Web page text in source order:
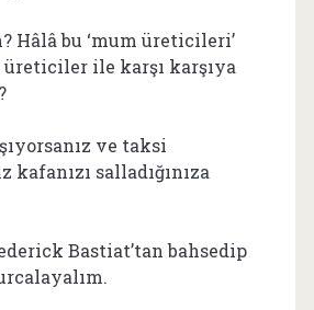
Hâlâ bu ‘mum üreticileri’
ile karşı karşıya
ve taksi
kafanızı salladığınıza
Bastiat’tan bahsedip